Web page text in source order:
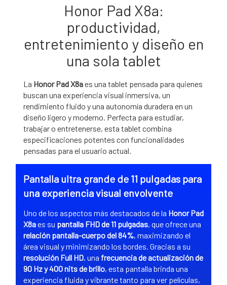
Honor Pad X8a:
productividad,
entretenimiento y diseño en
una sola tablet
La Honor Pad X8aes una tablet pensada para quienes
buscan una experiencia visual inmersiva, un
rendimiento fluido y una autonomía duradera en un
diseño ligero y moderno. Perfecta para estudiar,
trabajar o entretenerse, esta tablet combina
especificaciones potentes con funcionalidades
pensadas para el usuario actual.
Pantalla ultra grande de 11 pulgadas para
una experiencia visual envolvente
Uno de los aspectos más destacados de la Honor Pad
X8aes su pantalla FHD de 11 pulgadas, que ofrece una
relación pantalla-cuerpo del 84%, maximizando el
área visual y minimizando los bordes. Gracias a su
resolución Full HD, una frecuencia de actualización de
90 Hz y 400 nits de brillo, esta pantalla brinda una
experiencia fluida y vibrante tanto para ver películas,